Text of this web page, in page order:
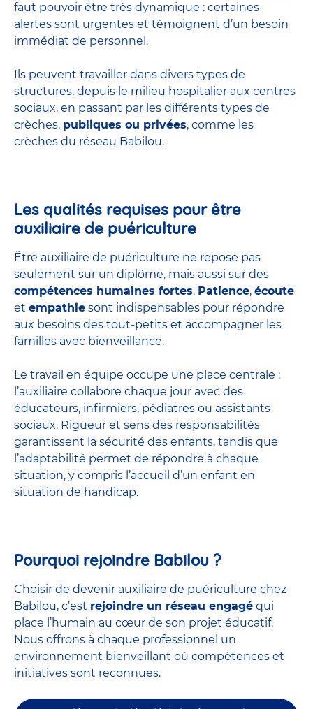
faut pouvoir être très dynamique : certaines
alertes sont urgentes et témoignent d’un besoin
immédiat de personnel.
Ils peuvent travailler dans divers types de
structures, depuis le milieu hospitalier aux centres
sociaux, en passant par les différents types de
crèches, publiques ou privées, comme les
crèches du réseau Babilou.
Les qualités requises pour être
auxiliaire de puériculture
Être auxiliaire de puériculture ne repose pas
seulement sur un diplôme, mais aussi sur des
compétences humaines fortes. Patience, écoute
et empathie sont indispensables pour répondre
aux besoins des tout-petits et accompagner les
familles avec bienveillance.
Le travail en équipe occupe une place centrale :
l’auxiliaire collabore chaque jour avec des
éducateurs, infirmiers, pédiatres ou assistants
sociaux. Rigueur et sens des responsabilités
garantissent la sécurité des enfants, tandis que
l’adaptabilité permet de répondre à chaque
situation, y compris l’accueil d’un enfant en
situation de handicap.
Pourquoi rejoindre Babilou ?
Choisir de devenir auxiliaire de puériculture chez
Babilou, c’est rejoindre un réseau engagé qui
place l’humain au cœur de son projet éducatif.
Nous offrons à chaque professionnel un
environnement bienveillant où compétences et
initiatives sont reconnues.